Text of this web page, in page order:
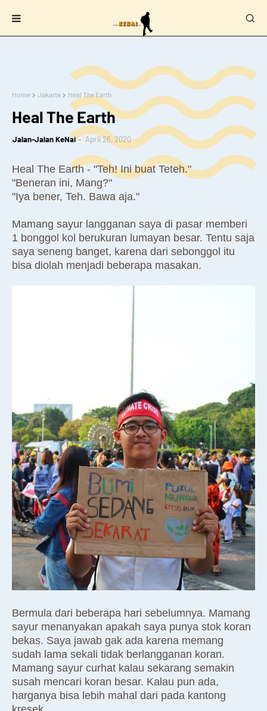
Home Jakarta Heal The Earth
Heal The Earth
Jalan-Jalan KeNai April 26, 2020
Heal The Earth - "Teh! Ini buat Teteh."
"Beneran ini, Mang?"
"Iya bener, Teh. Bawa aja."
Mamang sayur langganan saya di pasar memberi
1 bonggol kol berukuran lumayan besar. Tentu saja
saya seneng banget, karena dari sebonggol itu
bisa diolah menjadi beberapa masakan.
Bermula dari beberapa hari sebelumnya. Mamang
sayur menanyakan apakah saya punya stok koran
bekas. Saya jawab gak ada karena memang
sudah lama sekali tidak berlangganan koran.
Mamang sayur curhat kalau sekarang semakin
susah mencari koran besar. Kalau pun ada,
harganya bisa lebih mahal dari pada kantong